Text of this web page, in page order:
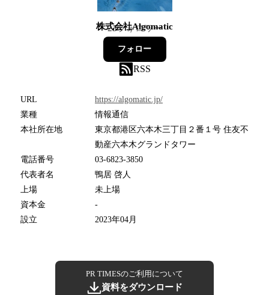
株式会社Algomatic
23フォロワー
フォロー
RSS
URL
https://algomatic.jp/
業種
情報通信
本社所在地
東京都港区六本木三丁目２番１号 住友不
動産六本木グランドタワー
電話番号
03-6823-3850
代表者名
鴨居 啓人
上場
未上場
資本金
-
設立
2023年04月
PR TIMESのご利用について
資料をダウンロード